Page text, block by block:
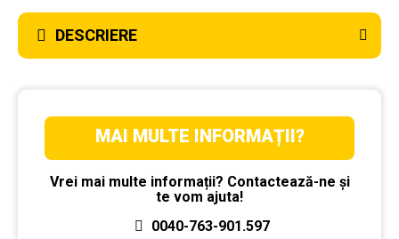
DESCRIERE
MAI MULTE INFORMAȚII?
Vrei mai multe informații? Contactează-ne și
te vom ajuta!
0040-763-901.597